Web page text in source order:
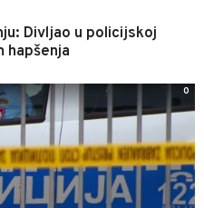
Divljao u policijskoj
hapšenja
0